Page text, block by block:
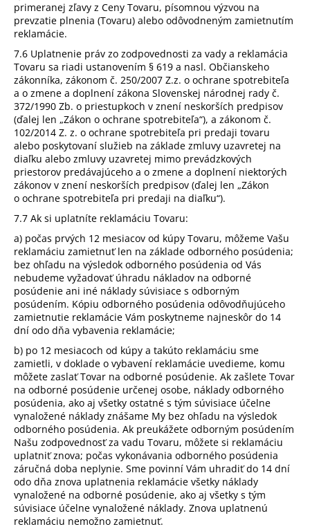
primeranej zľavy z Ceny Tovaru, písomnou výzvou na
prevzatie plnenia (Tovaru) alebo odôvodneným zamietnutím
reklamácie.
7.6 Uplatnenie práv zo zodpovednosti za vady a reklamácia
Tovaru sa riadi ustanovením § 619 a nasl. Občianskeho
zákonníka, zákonom č. 250/2007 Z.z. o ochrane spotrebiteľa
a o zmene a doplnení zákona Slovenskej národnej rady č.
372/1990 Zb. o priestupkoch v znení neskorších predpisov
(ďalej len „Zákon o ochrane spotrebiteľa“), a zákonom č.
102/2014 Z. z. o ochrane spotrebiteľa pri predaji tovaru
alebo poskytovaní služieb na základe zmluvy uzavretej na
diaľku alebo zmluvy uzavretej mimo prevádzkových
priestorov predávajúceho a o zmene a doplnení niektorých
zákonov v znení neskorších predpisov (ďalej len „Zákon
o ochrane spotrebiteľa pri predaji na diaľku“).
7.7 Ak si uplatníte reklamáciu Tovaru:
a) počas prvých 12 mesiacov od kúpy Tovaru, môžeme Vašu
reklamáciu zamietnuť len na základe odborného posúdenia;
bez ohľadu na výsledok odborného posúdenia od Vás
nebudeme vyžadovať úhradu nákladov na odborné
posúdenie ani iné náklady súvisiace s odborným
posúdením. Kópiu odborného posúdenia odôvodňujúceho
zamietnutie reklamácie Vám poskytneme najneskôr do 14
dní odo dňa vybavenia reklamácie;
b) po 12 mesiacoch od kúpy a takúto reklamáciu sme
zamietli, v doklade o vybavení reklamácie uvedieme, komu
môžete zaslať Tovar na odborné posúdenie. Ak zašlete Tovar
na odborné posúdenie určenej osobe, náklady odborného
posúdenia, ako aj všetky ostatné s tým súvisiace účelne
vynaložené náklady znášame My bez ohľadu na výsledok
odborného posúdenia. Ak preukážete odborným posúdením
Našu zodpovednosť za vadu Tovaru, môžete si reklamáciu
uplatniť znova; počas vykonávania odborného posúdenia
záručná doba neplynie. Sme povinní Vám uhradiť do 14 dní
odo dňa znova uplatnenia reklamácie všetky náklady
vynaložené na odborné posúdenie, ako aj všetky s tým
súvisiace účelne vynaložené náklady. Znova uplatnenú
reklamáciu nemožno zamietnuť.